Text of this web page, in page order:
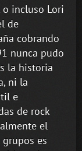
incluso Lori
de
cobrando
nunca pudo
la historia
ni la
e
de rock
el
es